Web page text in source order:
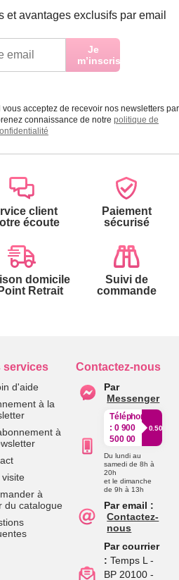
et avantages exclusifs par email
Je
m’inscris
acceptez de recevoir nos newsletters par
connaissance de notre politique de
client
écoute
Paiement
sécurisé
domicile
Retrait
Suivi de
commande
services
d'aide
à la
à
à
du catalogue
Contactez-nous
Par
Messenger
Téléphone
: 0 900
500 00
0.50€/
Du lundi au
samedi de 8h à
20h
et le dimanche
de 9h à 13h
Par email :
Contactez-
nous
Par courrier
: Temps L -
BP 20100 -